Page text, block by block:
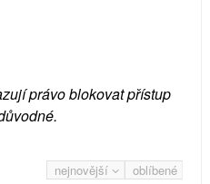
právo blokovat přístup
nejnovější oblíbené